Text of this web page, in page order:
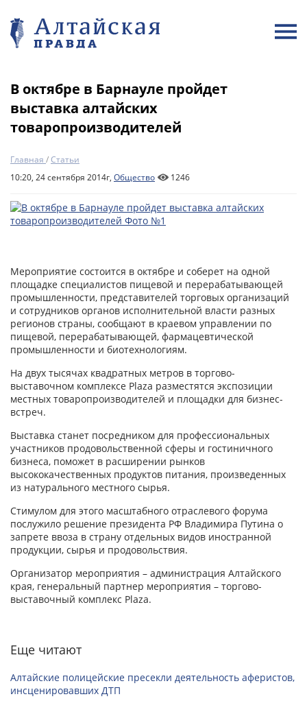
В октябре в Барнауле пройдет
выставка алтайских
товаропроизводителей
Главная /Статьи
10:20, 24 сентября 2014г, Общество 1246
Мероприятие состоится в октябре и соберет на одной
площадке специалистов пищевой и перерабатывающей
промышленности, представителей торговых организаций
и сотрудников органов исполнительной власти разных
регионов страны, сообщают в краевом управлении по
пищевой, перерабатывающей, фармацевтической
промышленности и биотехнологиям.
На двух тысячах квадратных метров в торгово-
выставочном комплексе Plaza разместятся экспозиции
местных товаропроизводителей и площадки для бизнес-
встреч.
Выставка станет посредником для профессиональных
участников продовольственной сферы и гостиничного
бизнеса, поможет в расширении рынков
высококачественных продуктов питания, произведенных
из натурального местного сырья.
Стимулом для этого масштабного отраслевого форума
послужило решение президента РФ Владимира Путина о
запрете ввоза в страну отдельных видов иностранной
продукции, сырья и продовольствия.
Организатор мероприятия – администрация Алтайского
края, генеральный партнер мероприятия – торгово-
выставочный комплекс Plaza.
Еще читают
Алтайские полицейские пресекли деятельность аферистов,
инсценировавших ДТП